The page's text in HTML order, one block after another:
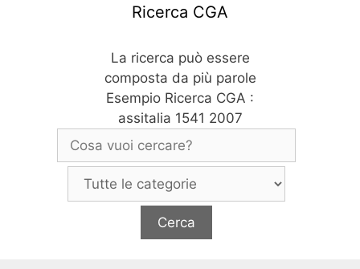
Ricerca CGA
La ricerca può essere
composta da più parole
Esempio Ricerca CGA :
assitalia 1541 2007